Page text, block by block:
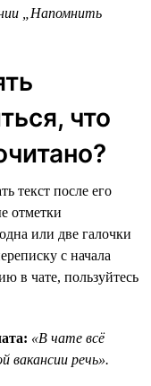
„Напомнить
что
текст после его
отметки
или две галочки
с начала
в чате, пользуйтесь
«В чате всё
вакансии речь».